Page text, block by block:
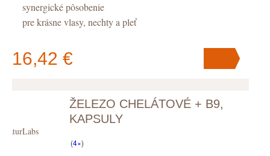
synergické pôsobenie
pre krásne vlasy, nechty a pleť
16,42 €
V košíku máteks.
ŽELEZO CHELÁTOVÉ + B9,
KAPSULY
NaturLabs
(4×)